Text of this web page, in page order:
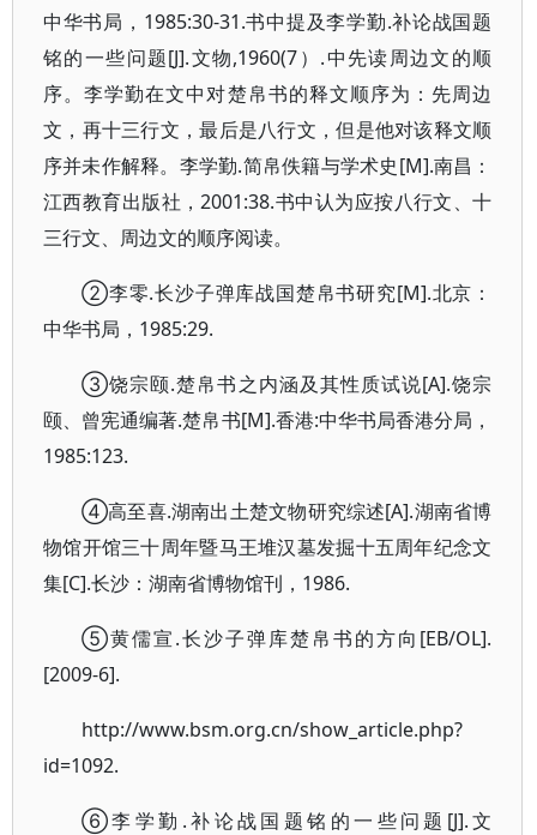
中华书局，1985:30-31.书中提及李学勤.补论战国题
铭的一些问题[J].文物,1960(7）.中先读周边文的顺
序。李学勤在文中对楚帛书的释文顺序为：先周边
文，再十三行文，最后是八行文，但是他对该释文顺
序并未作解释。李学勤.简帛佚籍与学术史[M].南昌：
江西教育出版社，2001:38.书中认为应按八行文、十
三行文、周边文的顺序阅读。
②李零.长沙子弹库战国楚帛书研究[M].北京：
中华书局，1985:29.
③饶宗颐.楚帛书之内涵及其性质试说[A].饶宗
颐、曾宪通编著.楚帛书[M].香港:中华书局香港分局，
1985:123.
④高至喜.湖南出土楚文物研究综述[A].湖南省博
物馆开馆三十周年暨马王堆汉墓发掘十五周年纪念文
集[C].长沙：湖南省博物馆刊，1986.
⑤黄儒宣.长沙子弹库楚帛书的方向[EB/OL].
[2009-6].
http://www.bsm.org.cn/show_article.php?
id=1092.
⑥李学勤.补论战国题铭的一些问题[J].文